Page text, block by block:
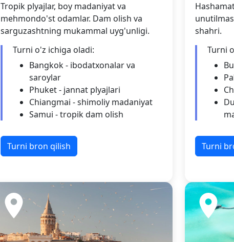
Tropik plyajlar, boy madaniyat va
mehmondo'st odamlar. Dam olish va
sarguzashtning mukammal uyg'unligi.
Turni o'z ichiga oladi:
Bangkok - ibodatxonalar va
saroylar
Phuket - jannat plyajlari
Chiangmai - shimoliy madaniyat
Samui - tropik dam olish
Turni bron qilish
shahri.
Turni
Turni